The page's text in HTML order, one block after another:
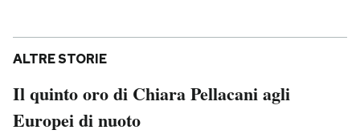
ALTRE STORIE
Il quinto oro di Chiara Pellacani agli
Europei di nuoto